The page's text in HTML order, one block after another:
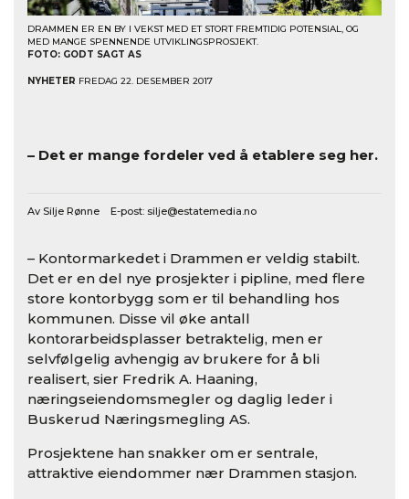
DRAMMEN ER EN BY I VEKST MED ET STORT FREMTIDIG POTENSIAL, OG
MED MANGE SPENNENDE UTVIKLINGSPROSJEKT.
FOTO: GODT SAGT AS
NYHETER FREDAG 22. DESEMBER 2017
– Det er mange fordeler ved å etablere seg her.
Av Silje Rønne E-post: silje@estatemedia.no
– Kontormarkedet i Drammen er veldig stabilt.
Det er en del nye prosjekter i pipline, med flere
store kontorbygg som er til behandling hos
kommunen. Disse vil øke antall
kontorarbeidsplasser betraktelig, men er
selvfølgelig avhengig av brukere for å bli
realisert, sier Fredrik A. Haaning,
næringseiendomsmegler og daglig leder i
Buskerud Næringsmegling AS.
Prosjektene han snakker om er sentrale,
attraktive eiendommer nær Drammen stasjon.